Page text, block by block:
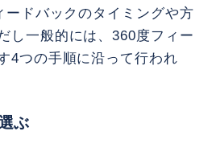
ードバックのタイミングや方
し一般的には、360度フィー
4つの手順に沿って行われ
ぶ